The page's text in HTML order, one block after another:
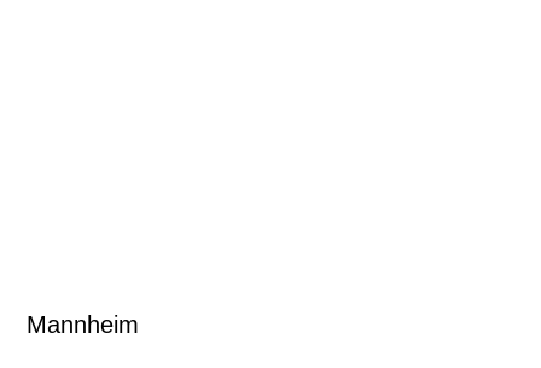
Mannheim